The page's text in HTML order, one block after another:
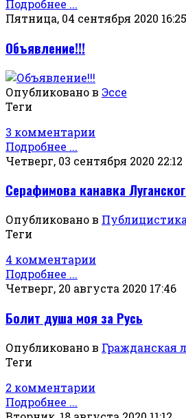
Подробнее ...
Пятница, 04 сентября 2020 16:25
Объявление!!!
Опубликовано в Эссе
Теги
3 комментарии
Подробнее ...
Четверг, 03 сентября 2020 22:12
Серафимова канавка
Опубликовано в Публицистика
Теги
4 комментарии
Подробнее ...
Четверг, 20 августа 2020 17:46
Болит душа моя за Русь
Опубликовано в Гражданская
Теги
2 комментарии
Подробнее ...